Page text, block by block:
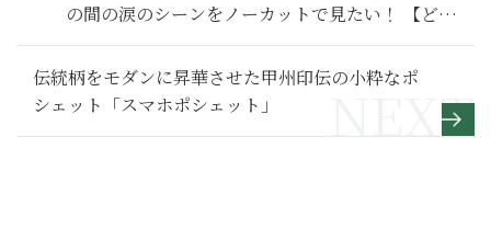
の間の涙のシーンをノーカットで見たい！ 【どう
する家康 満喫リポート】秘話発信編
伝統柄をモダンに昇華させた甲州印伝の小粋なポ
シェット「スマホポシェット」